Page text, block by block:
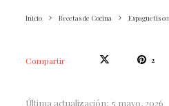
Inicio Recetas de Cocina Espaguetis
Compartir 2
Última actualización: 5 mayo, 2026